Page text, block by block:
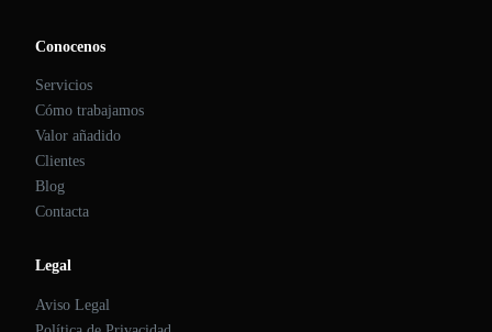
Conocenos
Servicios
Cómo trabajamos
Valor añadido
Clientes
Blog
Contacta
Legal
Aviso Legal